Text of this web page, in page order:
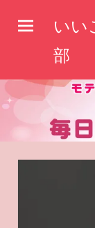
へ
いい
部